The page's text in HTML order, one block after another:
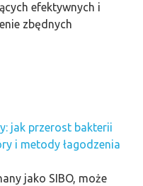
efektywnych i
zbędnych
jak przerost bakterii
i metody łagodzenia
jako SIBO, może